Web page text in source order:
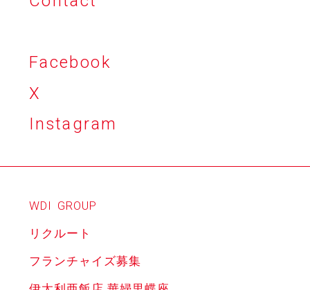
Facebook
X
Instagram
WDI GROUP
リクルート
フランチャイズ募集